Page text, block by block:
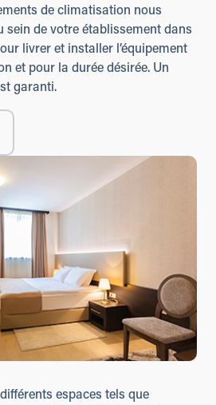
de climatisation nous
sein de votre établissement dans
livrer et installer l’équipement
et pour la durée désirée. Un
garanti.
espaces tels que